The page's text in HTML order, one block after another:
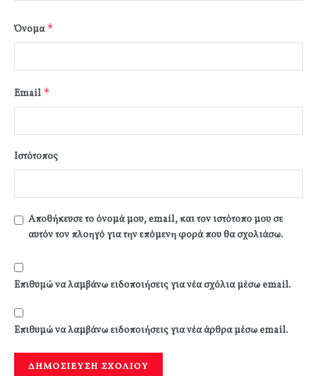
Όνομα*
Email *
Ιστότοπος
Αποθήκευσε το όνομά μου, email, και τον ιστότοπο μου σε
αυτόν τον πλοηγό για την επόμενη φορά που θα σχολιάσω.
Επιθυμώ να λαμβάνω ειδοποιήσεις για νέα σχόλια μέσω email.
Επιθυμώ να λαμβάνω ειδοποιήσεις για νέα άρθρα μέσω email.